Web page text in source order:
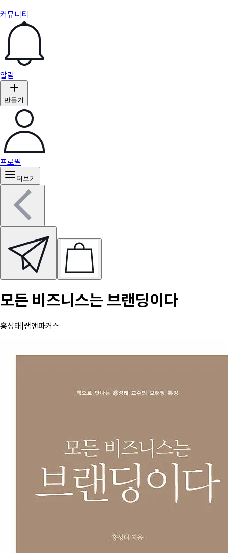
커뮤니티
알림
만들기
프로필
더보기
모든 비즈니스는 브랜딩이다
홍성태 쌤앤파커스